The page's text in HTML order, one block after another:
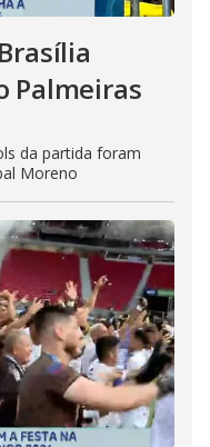
Palmeiras
da partida foram
Moreno